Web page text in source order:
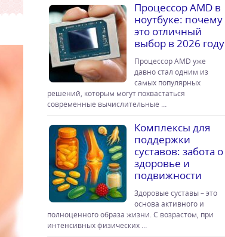
Процессор AMD в
ноутбуке: почему
это отличный
выбор в 2026 году
Процессор AMD уже
давно стал одним из
самых популярных
решений, которым могут похвастаться
современные вычислительные …
Комплексы для
поддержки
суставов: забота о
здоровье и
подвижности
Здоровые суставы – это
основа активного и
полноценного образа жизни. С возрастом, при
интенсивных физических …